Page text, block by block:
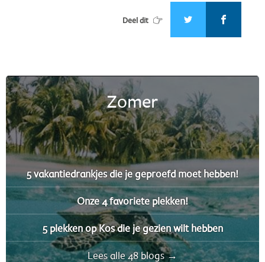
Deel dit
Zomer
5 vakantiedrankjes die je geproefd moet hebben!
Onze 4 favoriete plekken!
5 plekken op Kos die je gezien wilt hebben
Lees alle 48 blogs →